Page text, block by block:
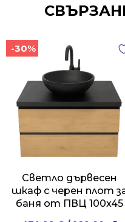
-30%
Светло дървесен
шкаф с черен плот
баня от ПВЦ 100x45